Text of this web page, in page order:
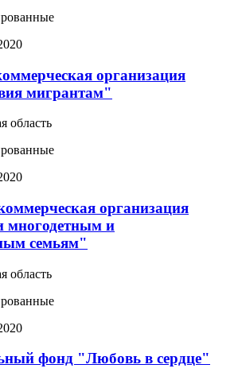
организация
мигрантам"
область
организация
и
семьям"
область
фонд "Любовь в сердце"